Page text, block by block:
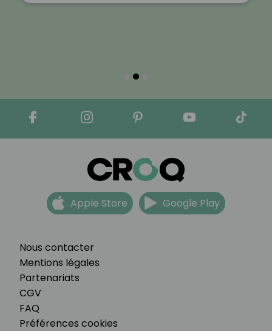
Nous contacter
Mentions légales
Partenariats
CGV
FAQ
Préférences cookies
Apple Store Google Play